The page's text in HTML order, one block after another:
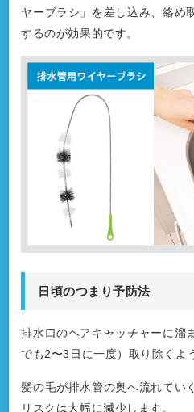
ヤーブラシ」を差し込み、絡め
するのが効果的です。
日頃のつまり予防法
排水口のヘアキャッチャーに溜
でも2〜3日に一度）取り除くよ
髪の毛が排水管の奥へ流れてい
リスクは大幅に減少します。